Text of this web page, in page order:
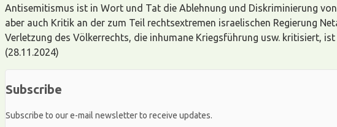
Antisemitismus ist in Wort und Tat die Ablehnung und Diskriminierung
aber auch Kritik an der zum Teil rechtsextremen israelischen Regierung
Verletzung des Völkerrechts, die inhumane Kriegsführung usw. kritisiert,
(28.11.2024)
Subscribe
Subscribe to our e-mail newsletter to receive updates.